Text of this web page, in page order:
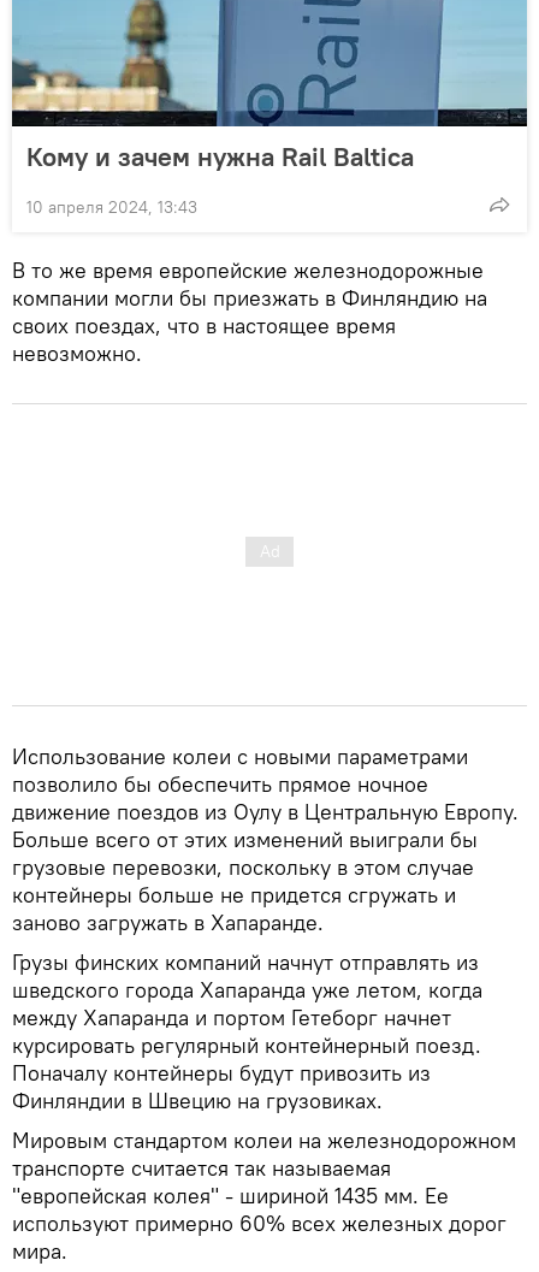
Кому и зачем нужна Rail Baltica
10 апреля 2024, 13:43
В то же время европейские железнодорожные
компании могли бы приезжать в Финляндию на
своих поездах, что в настоящее время
невозможно.
Использование колеи с новыми параметрами
позволило бы обеспечить прямое ночное
движение поездов из Оулу в Центральную Европу.
Больше всего от этих изменений выиграли бы
грузовые перевозки, поскольку в этом случае
контейнеры больше не придется сгружать и
заново загружать в Хапаранде.
Грузы финских компаний начнут отправлять из
шведского города Хапаранда уже летом, когда
между Хапаранда и портом Гетеборг начнет
курсировать регулярный контейнерный поезд.
Поначалу контейнеры будут привозить из
Финляндии в Швецию на грузовиках.
Мировым стандартом колеи на железнодорожном
транспорте считается так называемая
"европейская колея" - шириной 1435 мм. Ее
используют примерно 60% всех железных дорог
мира.